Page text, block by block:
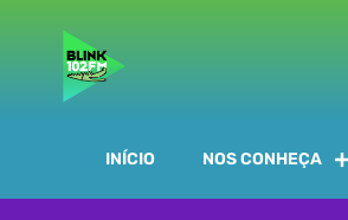
INÍCIO NOS CONHEÇA